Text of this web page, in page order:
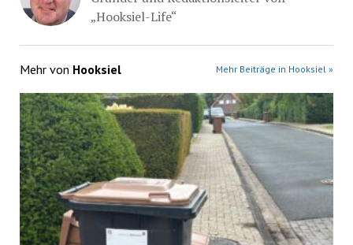
„Hooksiel-Life“
Mehr von Hooksiel Mehr Beiträge in Hooksiel »